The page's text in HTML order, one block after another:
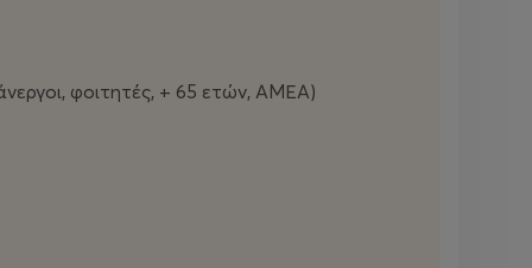
φοιτητές, + 65 ετών, ΑΜΕΑ)